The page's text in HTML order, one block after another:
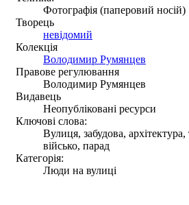
Фотографія (паперовий носій)
Творець
невідомий
Колекція
Володимир Румянцев
Правове регулювання
Володимир Румянцев
Видавець
Неопубліковані ресурси
Ключові слова:
Вулиця, забудова, архітектура,
військо, парад
Категорія:
Люди на вулиці